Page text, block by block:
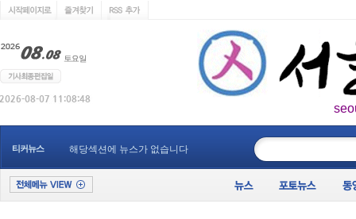
티커뉴스 해당섹션에 뉴스가 없습니다